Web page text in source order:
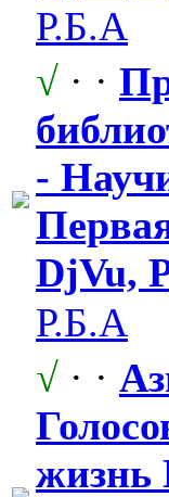
Р.Б.А
√ · ·
-
DjVu,
Р.Б.А
√ · ·
жизнь